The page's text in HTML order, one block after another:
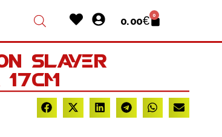
HeartUser-
circle
0.00€ 0
Cart
Slayer